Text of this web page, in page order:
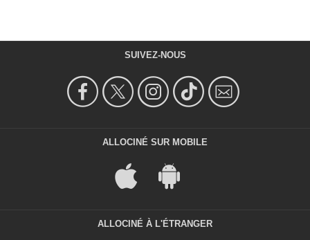
SUIVEZ-NOUS
ALLOCINÉ SUR MOBILE
ALLOCINÉ À L'ÉTRANGER